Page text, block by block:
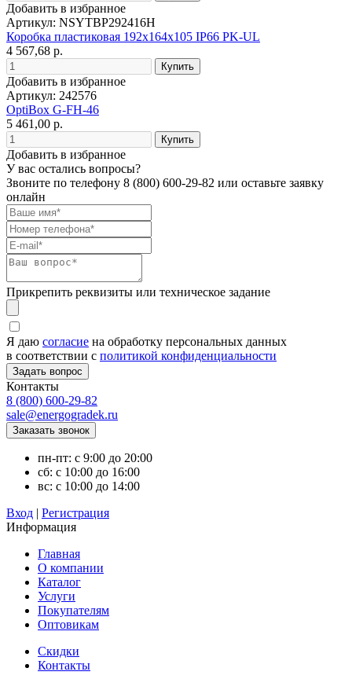
Добавить в избранное
Артикул: NSYTBP292416H
Коробка пластиковая 192x164х105 IP66 PK-UL
4 567,68 р.
Добавить в избранное
Артикул: 242576
OptiBox G-FH-46
5 461,00 р.
Добавить в избранное
У вас остались вопросы?
Звоните по телефону 8 (800) 600-29-82 или оставьте заявку
онлайн
Прикрепить реквизиты или техническое задание
Я даю согласие на обработку персональных данных
в соответствии с политикой конфиденциальности
Контакты
8 (800) 600-29-82
sale@energogradek.ru
пн-пт: с 9:00 до 20:00
сб: с 10:00 до 16:00
вс: с 10:00 до 14:00
Вход | Регистрация
Информация
Главная
О компании
Каталог
Услуги
Покупателям
Оптовикам
Скидки
Контакты